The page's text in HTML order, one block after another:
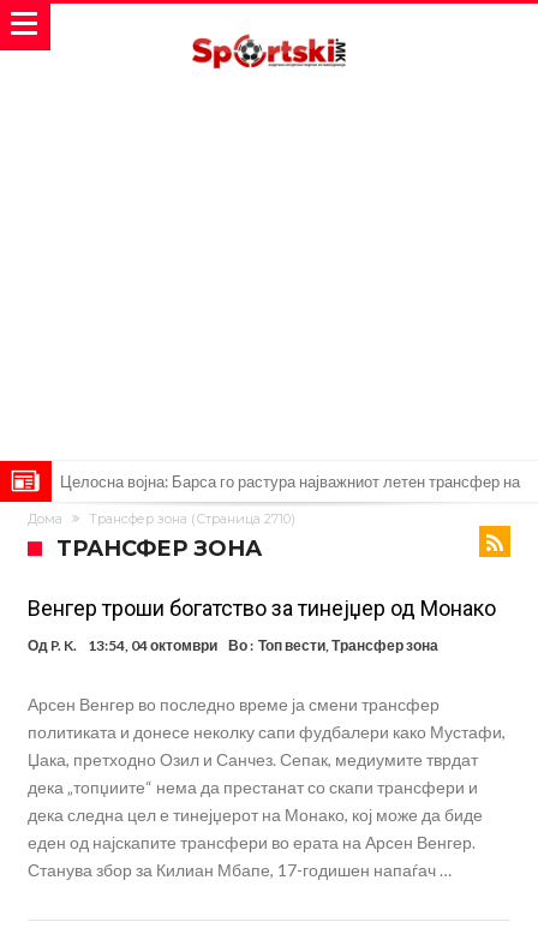
Целосна војна: Барса го растура најважниот летен трансфер на
Атлетико?!
Инфантино имал љубовница: Испливаа скандалозни
информации, добивала пари од УЕФА
Ромеро се согласи на условите со Атлетико
Арсенал со 138 милиони евра тргнува по ѕвездата на Серија А?
Мурињо воведува строга дисциплина во Реал Мадрид: Ова се
Барселона!
Тикет на денот (сабота, 08.08.2026)
Судење за смртта на Марадона: Откриени нови детали
Англиски репрезентативец обвинет за напад во ноќен клуб – ќе
оди на суд!
Дилеми повеќе нема: Познато е кога Родри ќе стане новиот
Дома Трансфер зона (Страница 2710)
ТРАНСФЕР ЗОНА
Венгер троши богатство за тинејџер од Монако
Од P. K. 13:54, 04 октомври Во : Топ вести, Трансфер зона
Арсен Венгер во последно време ја смени трансфер
политиката и донесе неколку сапи фудбалери како Мустафи,
Џака, претходно Озил и Санчез. Сепак, медиумите тврдат
дека „топџиите“ нема да престанат со скапи трансфери и
дека следна цел е тинејџерот на Монако, кој може да биде
еден од најскапите трансфери во ерата на Арсен Венгер.
Станува збор за Килиан Мбапе, 17-годишен напаѓач …